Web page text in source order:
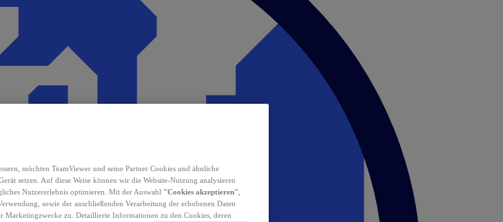
möchten TeamViewer und seine Partner Cookies und ähnliche
setzen. Auf diese Weise können wir die Website-Nutzung analysieren
Nutzererlebnis optimieren. Mit der Auswahl "Cookies akzeptieren"
sowie der anschließenden Verarbeitung der erhobenen Daten
Marketingzwecke zu. Detaillierte Informationen zu den Cookies, deren